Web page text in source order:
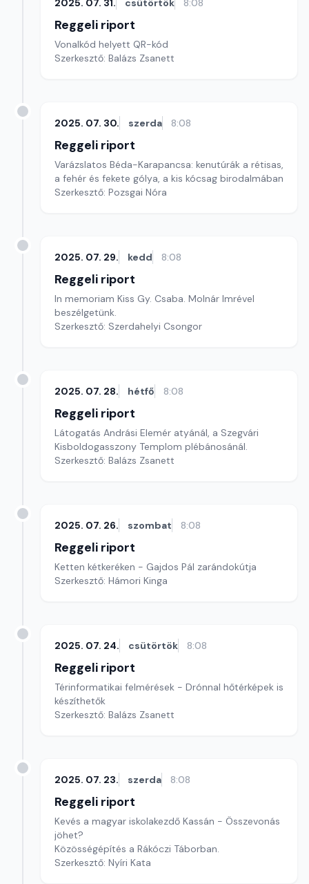
2025. 07. 31. csütörtök 8:08
Reggeli riport
Vonalkód helyett QR-kód
Szerkesztő: Balázs Zsanett
2025. 07. 30. szerda 8:08
Reggeli riport
Varázslatos Béda-Karapancsa: kenutúrák a rétisas,
a fehér és fekete gólya, a kis kócsag birodalmában
Szerkesztő: Pozsgai Nóra
2025. 07. 29. kedd 8:08
Reggeli riport
In memoriam Kiss Gy. Csaba. Molnár Imrével
beszélgetünk.
Szerkesztő: Szerdahelyi Csongor
2025. 07. 28. hétfő 8:08
Reggeli riport
Látogatás Andrási Elemér atyánál, a Szegvári
Kisboldogasszony Templom plébánosánál.
Szerkesztő: Balázs Zsanett
2025. 07. 26. szombat 8:08
Reggeli riport
Ketten kétkeréken - Gajdos Pál zarándokútja
Szerkesztő: Hámori Kinga
2025. 07. 24. csütörtök 8:08
Reggeli riport
Térinformatikai felmérések - Drónnal hőtérképek is
készíthetők
Szerkesztő: Balázs Zsanett
2025. 07. 23. szerda 8:08
Reggeli riport
Kevés a magyar iskolakezdő Kassán - Összevonás
jöhet?
Közösségépítés a Rákóczi Táborban.
Szerkesztő: Nyíri Kata